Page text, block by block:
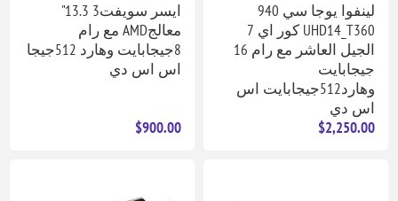
لينفوا يوجا سي 940
UHD14_T360 كور اي 7
الجيل العاشر مع رام 16
جيجابايت
وهارد512جيجابايت اس
اس دي
$2,250.00
ايسر سويفت3 13.3"
معالجAMD مع رام
8جيجابايت وهارد 512جيجا
اس اس دي
$900.00